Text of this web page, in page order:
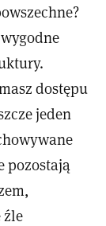
dostępu
jeden
pozostają
źle